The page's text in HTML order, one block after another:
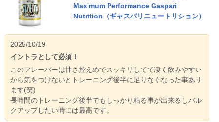
Maximum Performance Gaspari
Nutrition（ギャスパリニュートリション）
2025/10/19
イントラとして必須！
このフレーバーは甘さ控えめでスッキリしてて凄く飲みやすい
から気をつけないとトレーニング後半に足りなくなった事あり
ます(笑)
長時間のトレーニング後半でもしっかり粘る事が出来るしバル
クアップしたい時には最高です。